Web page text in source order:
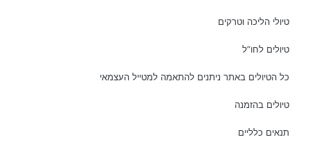
טיולי הליכה וטרקים
טיולים לחו”ל
כל הטיולים באתר ניתנים להתאמה למטייל העצמאי
טיולים בהזמנה
תנאים כלליים